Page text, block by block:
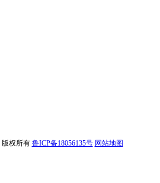
版权所有 鲁ICP备18056135号 网站地图